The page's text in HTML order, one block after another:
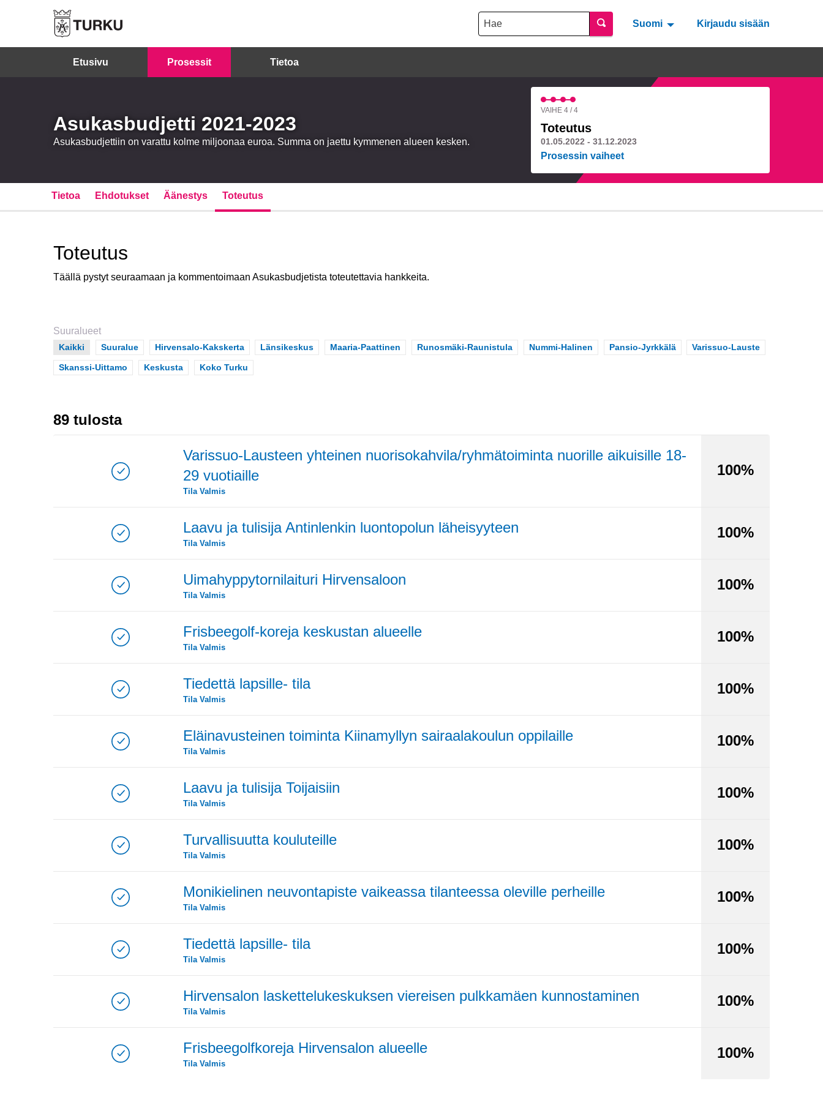
Hae Suomi Valitse kieli Välj språk
Kirjaudu sisään
Etusivu Prosessit Tietoa
Asukasbudjetti 2021-2023
Asukasbudjettiin on varattu kolme miljoonaa euroa. Summa on jaettu kymmenen alueen kesken.
VAIHE 4 / 4
Toteutus
01.05.2022 - 31.12.2023
Prosessin vaiheet
Tietoa Ehdotukset Äänestys Toteutus
Toteutus
Täällä pystyt seuraamaan ja kommentoimaan Asukasbudjetista toteutettavia hankkeita.
Suuralueet
Scope
Kaikki Scope
Suuralue Scope
Hirvensalo-Kakskerta Scope
Länsikeskus Scope
Maaria-Paattinen Scope
Runosmäki-Raunistula Scope
Nummi-Halinen Scope
Pansio-Jyrkkälä Scope
Varissuo-Lauste
Scope
Skanssi-Uittamo Scope
Keskusta Scope
Koko Turku
89 tulosta
Varissuo-Lausteen yhteinen nuorisokahvila/ryhmätoiminta nuorille aikuisille 18-
29 vuotiaille
Tila Valmis
100%
Laavu ja tulisija Antinlenkin luontopolun läheisyyteen
Tila Valmis
100%
Uimahyppytornilaituri Hirvensaloon
Tila Valmis
100%
Frisbeegolf-koreja keskustan alueelle
Tila Valmis
100%
Tiedettä lapsille- tila
Tila Valmis
100%
Eläinavusteinen toiminta Kiinamyllyn sairaalakoulun oppilaille
Tila Valmis
100%
Laavu ja tulisija Toijaisiin
Tila Valmis
100%
Turvallisuutta kouluteille
Tila Valmis
100%
Monikielinen neuvontapiste vaikeassa tilanteessa oleville perheille
Tila Valmis
100%
Tiedettä lapsille- tila
Tila Valmis
100%
Hirvensalon laskettelukeskuksen viereisen pulkkamäen kunnostaminen
Tila Valmis
100%
Frisbeegolfkoreja Hirvensalon alueelle
Tila Valmis
100%